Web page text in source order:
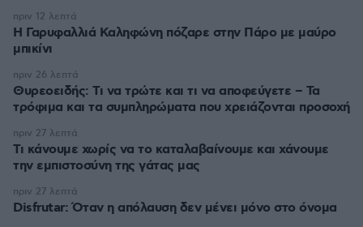
Η Γαρυφαλλιά Καληφώνη πόζαρε στην Πάρο με μαύρο
μπικίνι
πριν 12 λεπτά
Θυρεοειδής: Τι να τρώτε και τι να αποφεύγετε – Τα
τρόφιμα και τα συμπληρώματα που χρειάζονται προσοχή
πριν 26 λεπτά
Τι κάνουμε χωρίς να το καταλαβαίνουμε και χάνουμε
την εμπιστοσύνη της γάτας μας
πριν 27 λεπτά
Disfrutar: Όταν η απόλαυση δεν μένει μόνο στο όνομα
πριν 27 λεπτά